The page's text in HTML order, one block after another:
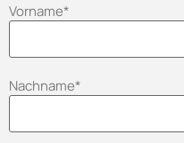
Vorname*
Nachname*